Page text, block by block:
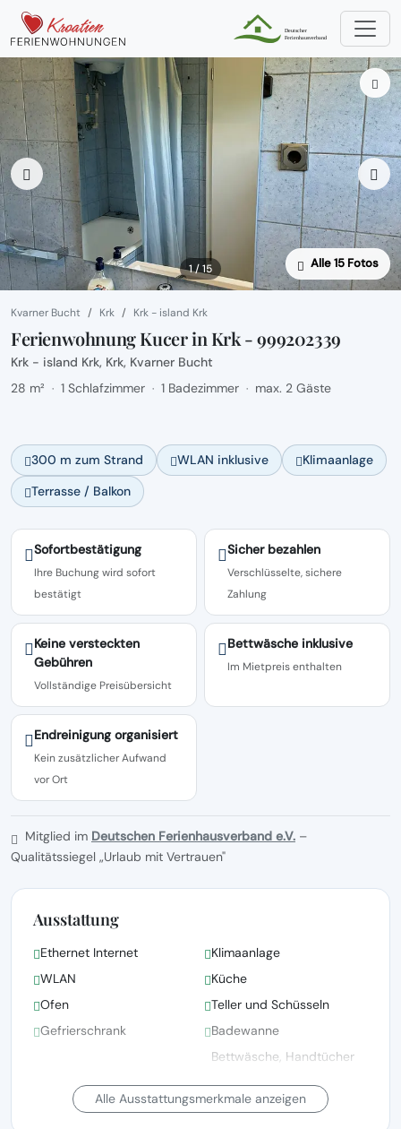
1 / 15 Alle 15 Fotos
Kvarner Bucht Krk Krk - island Krk
Ferienwohnung Kucer in Krk - 999202339
Krk - island Krk, Krk, Kvarner Bucht
28 m² · 1 Schlafzimmer · 1 Badezimmer · max. 2 Gäste
300 m zum Strand WLAN inklusive
Klimaanlage
Terrasse / Balkon
Sofortbestätigung
Ihre Buchung wird sofort
bestätigt
Sicher bezahlen
Verschlüsselte, sichere
Zahlung
Keine versteckten
Gebühren
Vollständige Preisübersicht
Bettwäsche inklusive
Im Mietpreis enthalten
Endreinigung organisiert
Kein zusätzlicher Aufwand
vor Ort
Mitglied im Deutschen Ferienhausverband e.V. –
Qualitätssiegel „Urlaub mit Vertrauen"
Ausstattung
Ethernet Internet
Klimaanlage
WLAN
Küche
Ofen
Teller und Schüsseln
Gefrierschrank
Badewanne
Bettwäsche vorhanden
Bettwäsche, Handtücher
Richtlinien der örtlichen
Behörden gewaschen
Alle Ausstattungsmerkmale anzeigen